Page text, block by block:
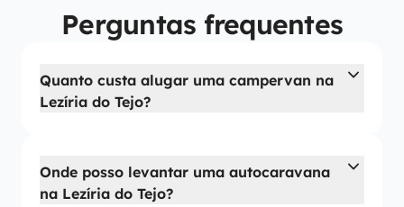
Perguntas frequentes
Quanto custa alugar uma campervan na
Lezíria do Tejo?
Onde posso levantar uma autocaravana
na Lezíria do Tejo?